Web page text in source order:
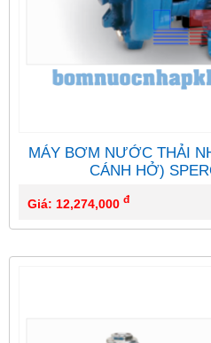
MÁY BƠM NƯỚC THẢI
CÁNH HỞ)
Giá: 12,274,000 đ